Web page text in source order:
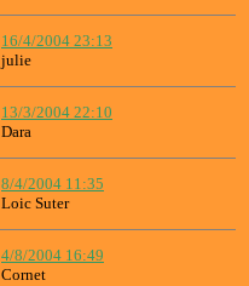
16/4/2004 23:13
julie
13/3/2004 22:10
Dara
8/4/2004 11:35
Loic Suter
4/8/2004 16:49
Cornet